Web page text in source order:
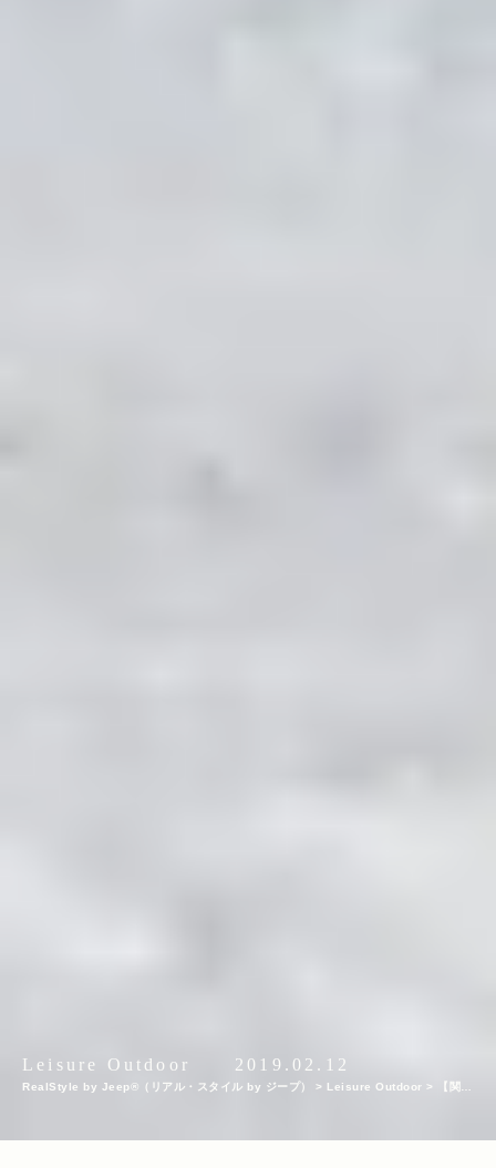
Leisure Outdoor 2019.02.12
RealStyle by Jeep®（リアル・スタイル by ジープ） > Leisure Outdoor >
【関東